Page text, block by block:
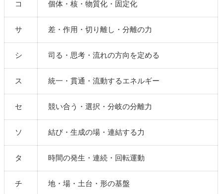
コ 個体・核・物質化・固定化
サ 差・作用・切り離し・分離の力
シ 司る・思考・流れの方向を定める
ス 統一・貫通・流動するエネルギー
セ 競い合う・選択・分岐の分離力
ソ 結び・生成の場・連結する力
タ 時間の発生・連続・回転運動
チ 地・場・土台・形の基盤